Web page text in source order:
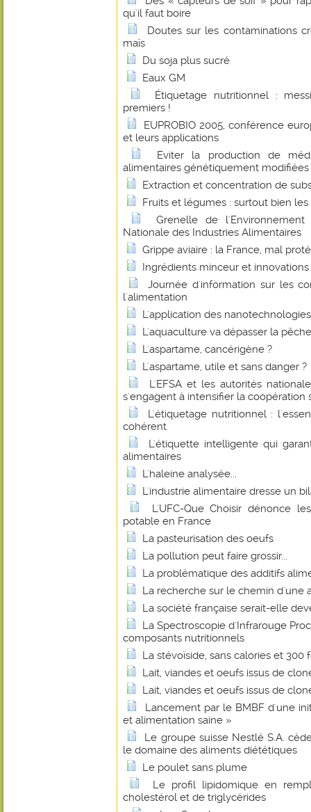
qu'il faut boire
Doutes sur les contaminations
maïs
Du soja plus sucré
Eaux GM
Étiquetage nutritionnel :
premiers !
EUPROBIO 2005, conférence
et leurs applications
Eviter la production de
alimentaires génétiquement modifiées
Extraction et concentration de
Fruits et légumes : surtout bien les
Grenelle de
Nationale des Industries Alimentaires
Grippe aviaire : la France, mal
Ingrédients minceur et innovations
Journée d'information sur les
l'alimentation
L'application des
L'aquaculture va dépasser la
L'aspartame, cancérigène ?
L'aspartame, utile et sans danger ?
L'EFSA et les autorités
s'engagent à intensifier la coopération
L'étiquetage nutritionnel :
cohérent
L'étiquette intelligente qui
alimentaires
L'haleine analysée...
L'industrie alimentaire dresse un
L'UFC-Que Choisir dénonce
potable en France
La pasteurisation des oeufs
La pollution peut faire grossir...
La problématique des additifs
La recherche sur le chemin d'une
La société française serait-elle
La Spectroscopie d'Infrarouge
composants nutritionnels
La stévoïside, sans calories et
Lait, viandes et oeufs issus de
Lait, viandes et oeufs issus de
Lancement par le BMBF d'une
et alimentation saine »
Le groupe suisse Nestlé S.A.
le domaine des aliments diététiques
Le poulet sans plume
Le profil lipidomique en
cholestérol et de triglycérides